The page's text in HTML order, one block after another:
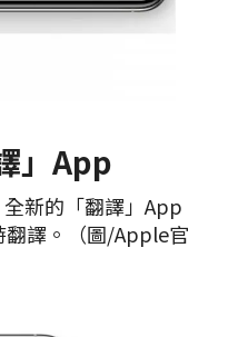
」App
新的「翻譯」App
翻譯。（圖/Apple官